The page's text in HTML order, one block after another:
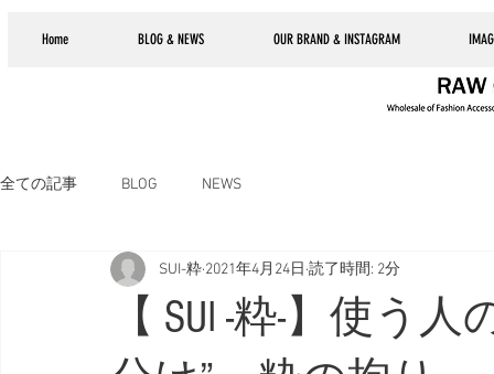
Home BLOG & NEWS OUR BRAND & INSTAGRAM
全ての記事 BLOG NEWS
【 SUI -粋-】使う
SUI-粋 2021年4月24日 読了時間: 2分